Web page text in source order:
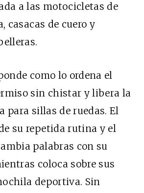
a las motocicletas de
casacas de cuero y
como lo ordena el
sin chistar y libera la
para sillas de ruedas. El
su repetida rutina y el
palabras con su
coloca sobre sus
deportiva. Sin